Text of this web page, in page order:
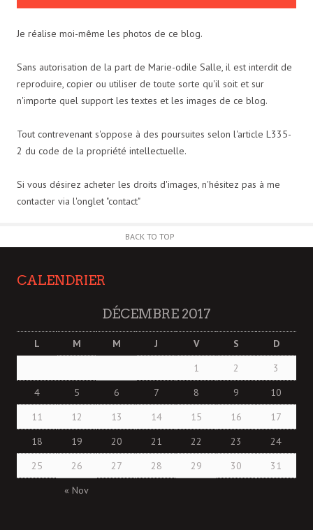
Je réalise moi-même les photos de ce blog.
Sans autorisation de la part de Marie-odile Salle, il est interdit de
reproduire, copier ou utiliser de toute sorte qu'il soit et sur
n'importe quel support les textes et les images de ce blog.
Tout contrevenant s'oppose à des poursuites selon l'article L335-
2 du code de la propriété intellectuelle.
Si vous désirez acheter les droits d'images, n'hésitez pas à me
contacter via l'onglet "contact"
BACK TO TOP
CALENDRIER
DÉCEMBRE 2017
L M M J V S D
« Nov
1 2
3
4
5 6 7 8 9
10
11
12 13 14 15 16
17
18
19 20 21 22 23
24
25
26 27 28 29 30 31